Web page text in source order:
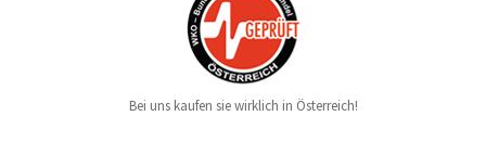
Bei uns kaufen sie wirklich in Österreich!